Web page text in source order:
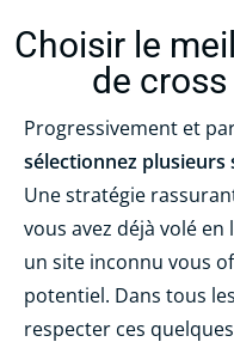
Choisir le
de
Progressivement et
sélectionnez
Une stratégie
vous avez déjà volé en
un site inconnu vous
potentiel. Dans tous
respecter ces